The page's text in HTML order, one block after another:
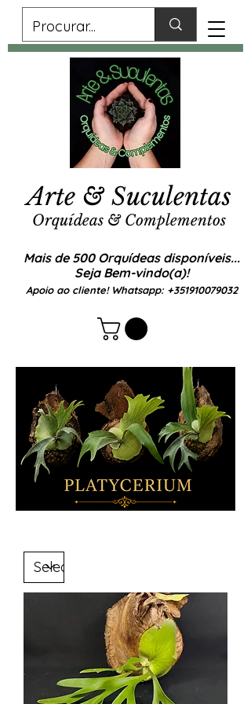
Mais de 500 Orquídeas disponíveis...
Seja Bem-vindo(a)!
Apoio ao cliente! Whatsapp: +351910079032
Arte & Suculentas
Orquídeas & Complementos